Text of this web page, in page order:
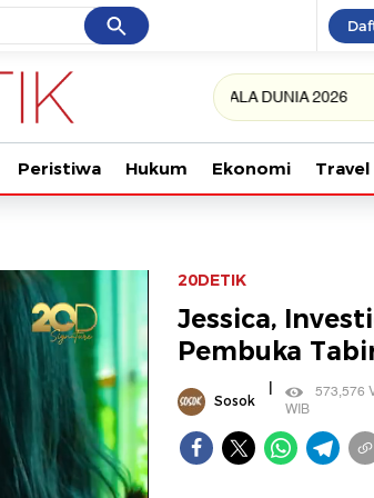
Cancel
Tonton kabar terbaru PIALA DUNIA 2026
Peristiwa Hukum Ekonomi Travel
20DETIK
Jessica,
Pembuka
Sosok |
573,576
WIB